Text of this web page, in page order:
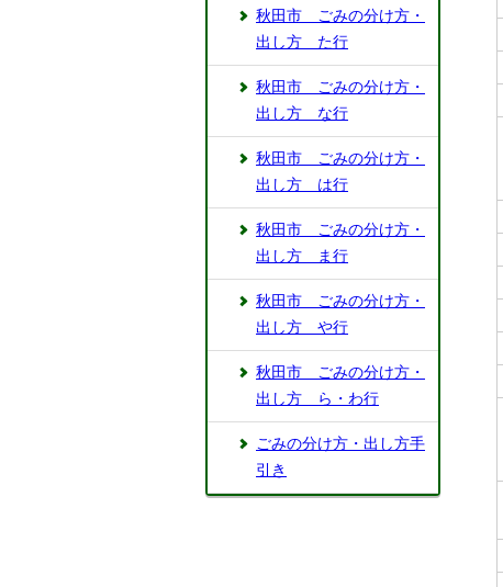
秋田市 ごみの分け方・
出し方 た行
秋田市 ごみの分け方・
出し方 な行
秋田市 ごみの分け方・
出し方 は行
秋田市 ごみの分け方・
出し方 ま行
秋田市 ごみの分け方・
出し方 や行
秋田市 ごみの分け方・
出し方 ら・わ行
ごみの分け方・出し方手
引き